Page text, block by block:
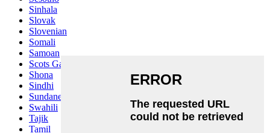
Sinhala
Slovak
Slovenian
Somali
Samoan
Scots Gaelic
Shona
Sindhi
Sundanese
Swahili
Tajik
Tamil